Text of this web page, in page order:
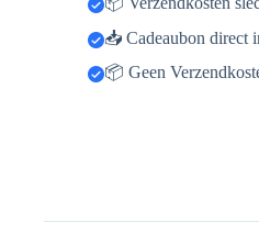
📥 Cadeaubon direct
📦 Geen